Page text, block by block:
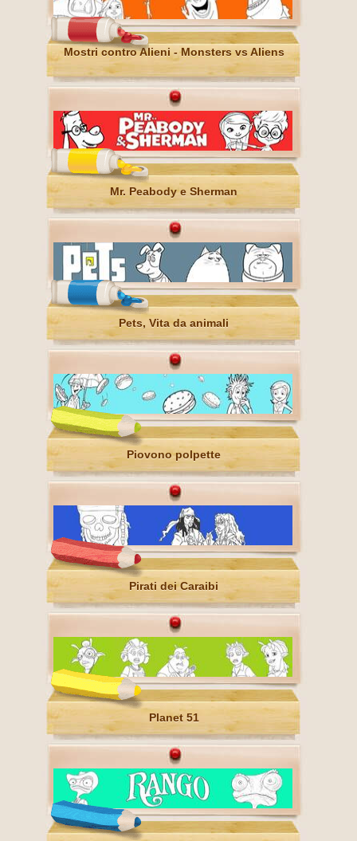
Mostri contro Alieni - Monsters vs Aliens
Mr. Peabody e Sherman
Pets, Vita da animali
Piovono polpette
Pirati dei Caraibi
Planet 51